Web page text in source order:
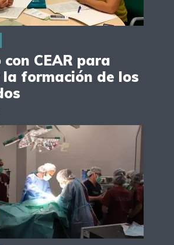
CEAR para
formación de los